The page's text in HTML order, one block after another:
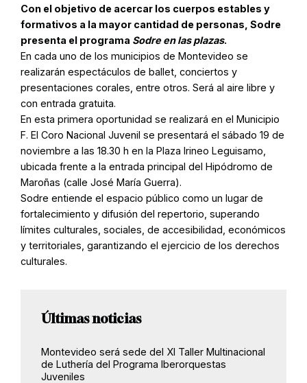
Con el objetivo de acercar los cuerpos estables y
formativos a la mayor cantidad de personas, Sodre
presenta el programa Sodre en las plazas.
En cada uno de los municipios de Montevideo se
realizarán espectáculos de ballet, conciertos y
presentaciones corales, entre otros. Será al aire libre y
con entrada gratuita.
En esta primera oportunidad se realizará en el Municipio
F. El Coro Nacional Juvenil se presentará el sábado 19 de
noviembre a las 18.30 h en la Plaza Irineo Leguisamo,
ubicada frente a la entrada principal del Hipódromo de
Maroñas (calle José María Guerra).
Sodre entiende el espacio público como un lugar de
fortalecimiento y difusión del repertorio, superando
límites culturales, sociales, de accesibilidad, económicos
y territoriales, garantizando el ejercicio de los derechos
culturales.
Últimas noticias
Montevideo será sede del XI Taller Multinacional
de Luthería del Programa Iberorquestas
Juveniles